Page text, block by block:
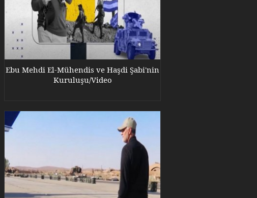
Ebu Mehdi El-Mühendis ve Haşdi Şabi'nin
Kuruluşu/Video